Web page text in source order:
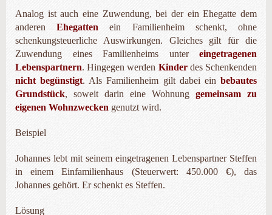
Analog ist auch eine Zuwendung, bei der ein Ehegatte dem
anderenEhegatten ein Familienheim schenkt, ohne
schenkungsteuerliche Auswirkungen. Gleiches gilt für die
Zuwendung eines Familienheims unter eingetragenen
Lebenspartnern. Hingegen werden Kinderdes Schenkenden
nicht begünstigt. Als Familienheim gilt dabei einbebautes
Grundstück, soweit darin eine Wohnung gemeinsam zu
eigenen Wohnzwecken genutzt wird.
Beispiel
Johannes lebt mit seinem eingetragenen Lebenspartner Steffen
in einem Einfamilienhaus (Steuerwert: 450.000 €), das
Johannes gehört. Er schenkt es Steffen.
Lösung